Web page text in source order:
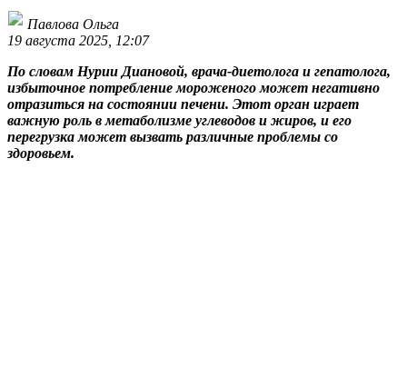
Павлова Ольга
19 августа 2025, 12:07
По словам Нурии Диановой, врача-диетолога и гепатолога,
избыточное потребление мороженого может негативно
отразиться на состоянии печени. Этот орган играет
важную роль в метаболизме углеводов и жиров, и его
перегрузка может вызвать различные проблемы со
здоровьем.